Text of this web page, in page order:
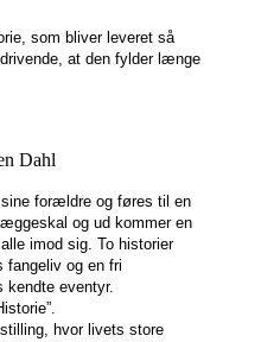
som bliver leveret så
at den fylder længe
Dahl
forældre og føres til en
og ud kommer en
imod sig. To historier
fangeliv og en fri
kendte eventyr.
hvor livets store